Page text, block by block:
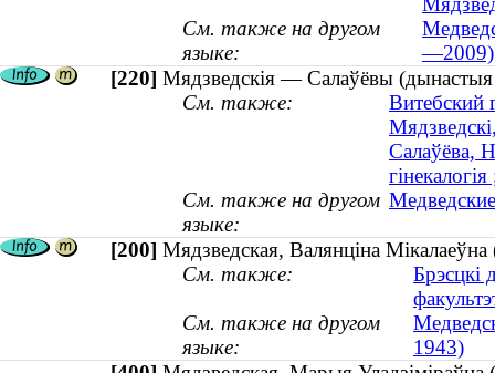
См. также на другом
языке:
—2009)
[220] Мядзведскія — Салаўёвы
См. также:
Витебский
Салаўёва,
См. также на другом
языке:
[200] Мядзведская, Валянціна
См. также:
Брэсцкі
См. также на другом
языке:
1943)